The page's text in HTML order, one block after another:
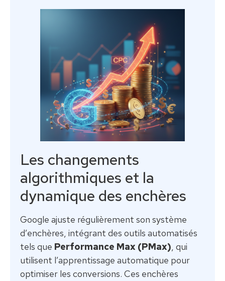
Les changements
algorithmiques et la
dynamique des enchères
Google ajuste régulièrement son système
d’enchères, intégrant des outils automatisés
tels que Performance Max (PMax), qui
utilisent l’apprentissage automatique pour
optimiser les conversions. Ces enchères